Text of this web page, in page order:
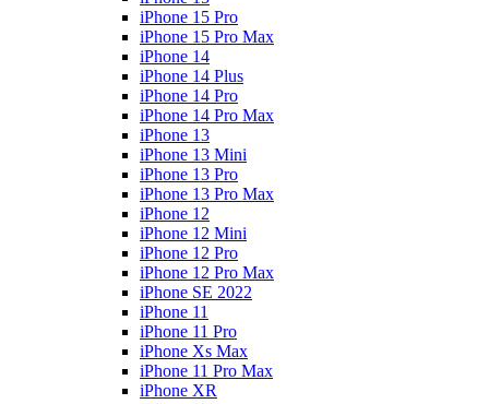
iPhone 15 Pro
iPhone 15 Pro Max
iPhone 14
iPhone 14 Plus
iPhone 14 Pro
iPhone 14 Pro Max
iPhone 13
iPhone 13 Mini
iPhone 13 Pro
iPhone 13 Pro Max
iPhone 12
iPhone 12 Mini
iPhone 12 Pro
iPhone 12 Pro Max
iPhone SE 2022
iPhone 11
iPhone 11 Pro
iPhone Xs Max
iPhone 11 Pro Max
iPhone XR